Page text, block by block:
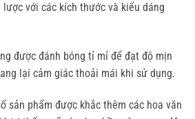
với các kích thước và kiểu dáng
được đánh bóng tỉ mỉ để đạt độ mịn
lại cảm giác thoải mái khi sử dụng.
sản phẩm được khắc thêm các hoa văn